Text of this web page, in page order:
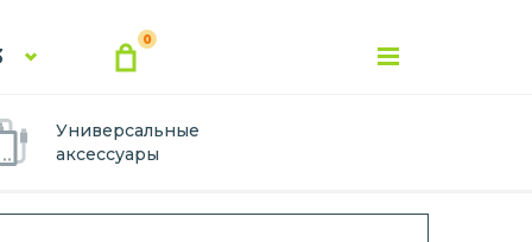
0
Универсальные
аксессуары